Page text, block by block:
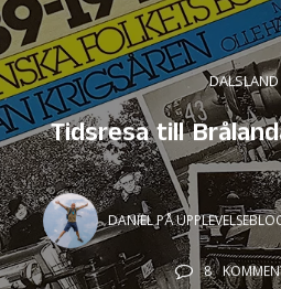
DALSLAND
Tidsresa till
DANIEL PÅ
8